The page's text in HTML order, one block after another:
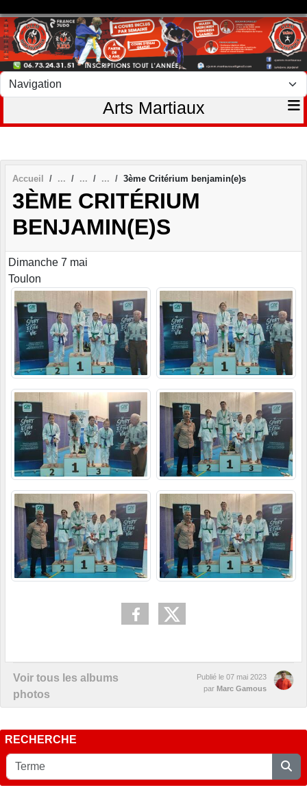
Arts Martiaux
Accueil 3ème Critérium benjamin(e)s
3ÈME CRITÉRIUM
BENJAMIN(E)S
Dimanche 7 mai
Toulon
Voir tous les albums
photos
Publié le 07 mai 2023
par Marc Gamous
RECHERCHE